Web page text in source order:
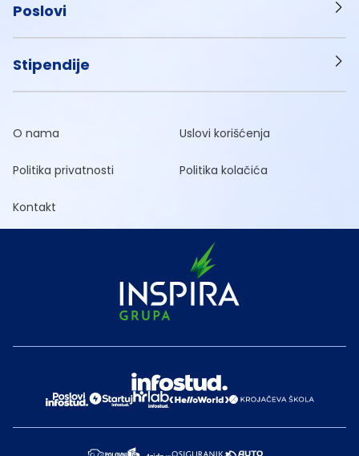
Poslovi
Stipendije
O nama Uslovi korišćenja
Politika privatnosti Politika kolačića
Kontakt